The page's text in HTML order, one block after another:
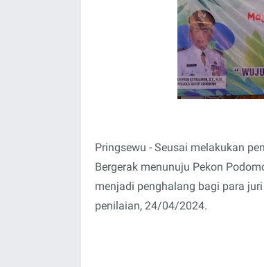
Pringsewu - Seusai melakukan
Bergerak menunuju Pekon
menjadi penghalang bagi para
penilaian, 24/04/2024.